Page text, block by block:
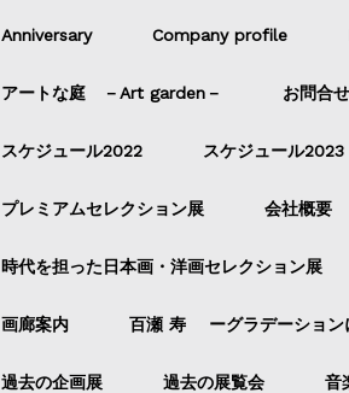
Anniversary Company profile
アートな庭 －Art garden－ お問合
スケジュール2022 スケジュール2023
プレミアムセレクション展 会社概要
時代を担った日本画・洋画セレクション展
画廊案内 百瀬 寿 ーグラデーション
過去の企画展 過去の展覧会 音